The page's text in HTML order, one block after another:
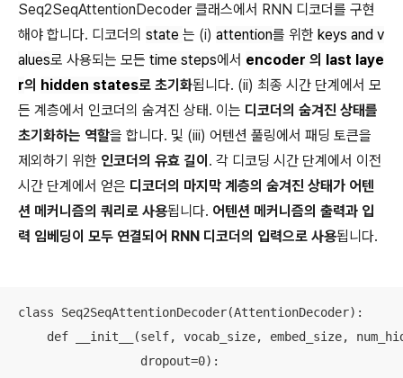
Seq2SeqAttentionDecoder 클래스에서 RNN 디코더를 구현
해야 합니다. 디코더의 state 는 (i) attention를 위한 keys and v
alues로 사용되는 모든 time steps에서 encoder 의
last laye
r의 hidden states로 초기화됩니다. (ii) 최종 시간 단계에서 모
든 계층에서 인코더의 숨겨진 상태. 이는 디코더의 숨겨진 상태를
초기화하는 역할을 합니다. 및 (iii) 어텐션 풀링에서 패딩 토큰을
제외하기 위한 인코더의 유효 길이 . 각 디코딩 시간 단계에서 이전
시간 단계에서 얻은 디코더의 마지막 계층의 숨겨진 상태가 어텐
션 메커니즘의 쿼리로 사용됩니다. 어텐션 메커니즘의 출력과 입
력 임베딩이 모두 연결되어 RNN 디코더의 입력으로 사용됩니다.
class Seq2SeqAttentionDecoder(AttentionDecoder):
def __init__(self, vocab_size, embed_size,
                 dropout=0):